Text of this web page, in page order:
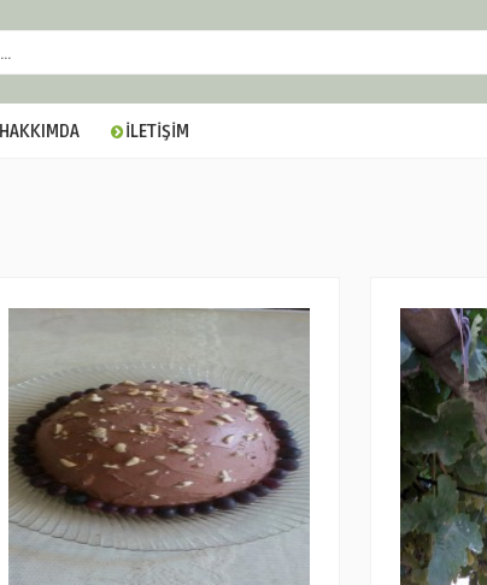
HAKKIMDA İLETİŞİM